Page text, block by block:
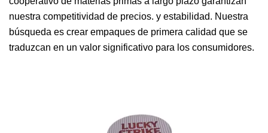
nuestra competitividad de precios. y estabilidad. Nuestra
búsqueda es crear empaques de primera calidad que se
traduzcan en un valor significativo para los consumidores.